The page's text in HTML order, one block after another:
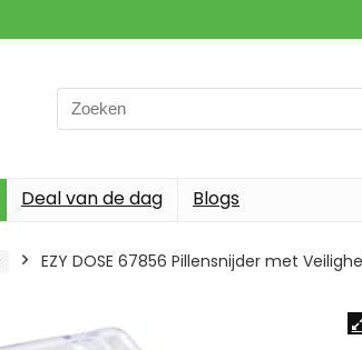
Search
for:
Deal van de dag Blogs
EZY DOSE 67856 Pillensnijder met